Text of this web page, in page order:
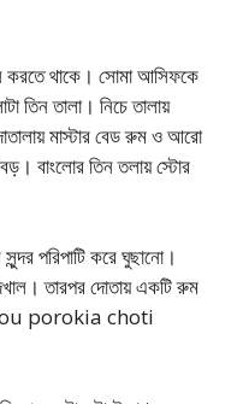
করতে থাকে। সোমা আসিফকে
তিন তালা। নিচে তালায়
মাস্টার বেড রুম ও আরো
বাংলোর তিন তলায় স্টোর
পরিপাটি করে ঘুছানো।
তারপর দোতায় একটি রুম
bou porokia choti